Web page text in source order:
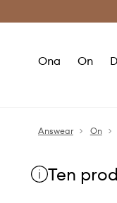
Ona On
Answear On
Ten